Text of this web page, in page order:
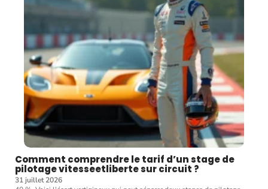
Comment comprendre le tarif d’un stage de
pilotage vitesseetliberte sur circuit ?
31 juillet 2026